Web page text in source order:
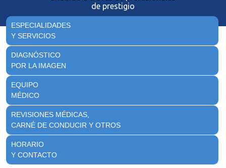
de prestigio
ESPECIALIDADES
Y SERVICIOS
DIAGNÓSTICO
POR LA IMAGEN
EQUIPO
MÉDICO
REVISIONES MÉDICAS,
CARNÉ DE CONDUCIR Y OTROS
HORARIO
Y CONTACTO